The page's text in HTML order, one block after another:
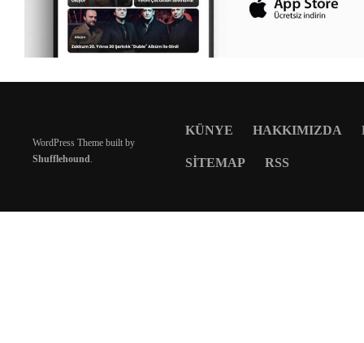
WordPress Theme built by
Shufflehound.
KÜNYE HAKKIMIZDA
SITEMAP RSS